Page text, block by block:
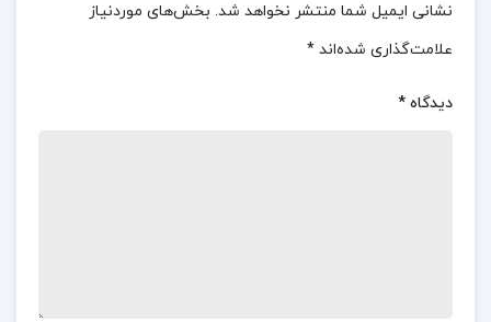
آموزان و دانشجویان گرفته تا مدیران، خانه داران و افراد
پرمشغله، مناسب است و به آن ها کمک می کند تا با
نظم ذهنی و عملی، بهره وری خود را افزایش دهند.
نشانی ایمیل شما منتشر نخواهد شد. بخش‌های موردنیاز
علامت‌گذاری شده‌اند *
دیدگاه *